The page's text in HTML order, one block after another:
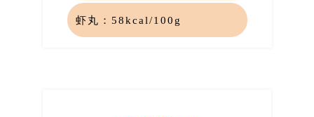
虾丸： 58kcal/100g